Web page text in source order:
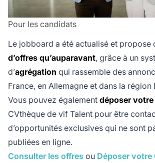
Pour les candidats
Le jobboard a été actualisé et propose
d’offres qu’auparavant, grâce à un
d’agrégation qui rassemble des
France, en Allemagne et dans la région
Vous pouvez également déposer votre
CVthèque de vif Talent pour être
d’opportunités exclusives qui ne sont
publiées en ligne.
Consulter les offres ou Déposer votre